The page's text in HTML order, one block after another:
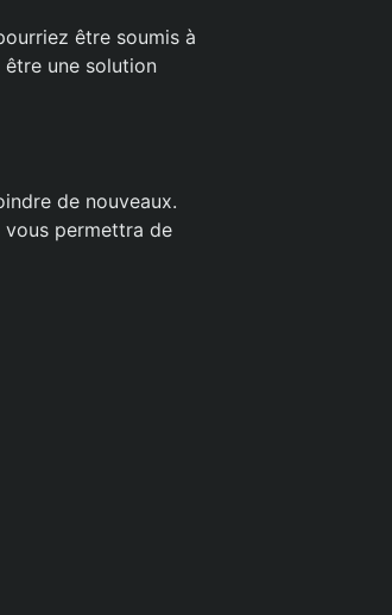
être soumis à
être une solution
de nouveaux.
permettra de